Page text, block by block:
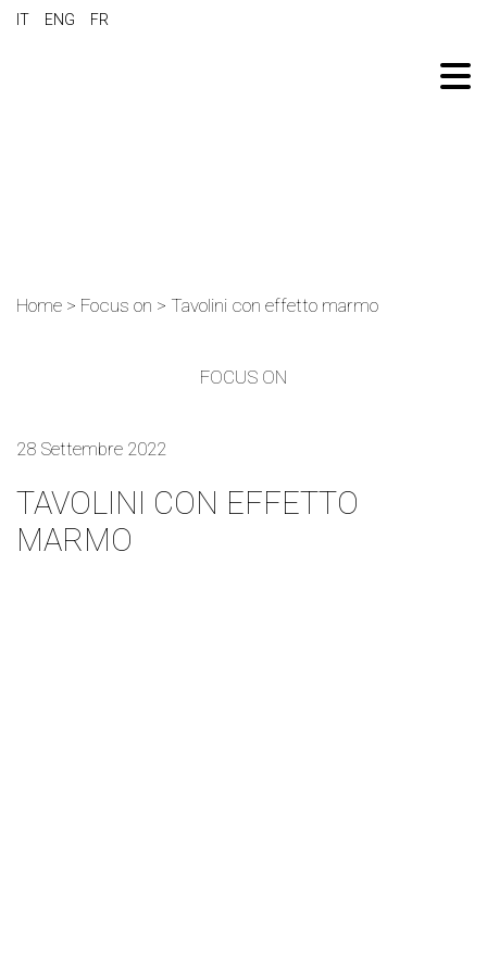
IT ENG FR
Home > Focus on > Tavolini con effetto marmo
FOCUS ON
28 Settembre 2022
TAVOLINI CON EFFETTO
MARMO